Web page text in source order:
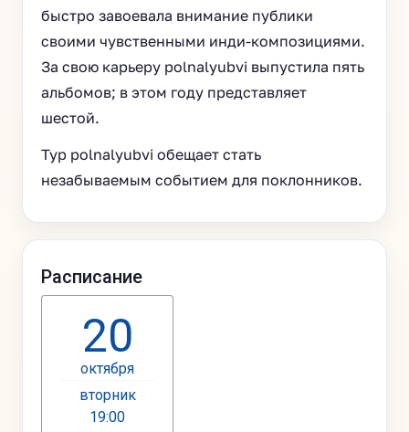
быстро завоевала внимание публики
своими чувственными инди-композициями.
За свою карьеру polnalyubvi выпустила пять
альбомов; в этом году представляет
шестой.
Тур polnalyubvi обещает стать
незабываемым событием для поклонников.